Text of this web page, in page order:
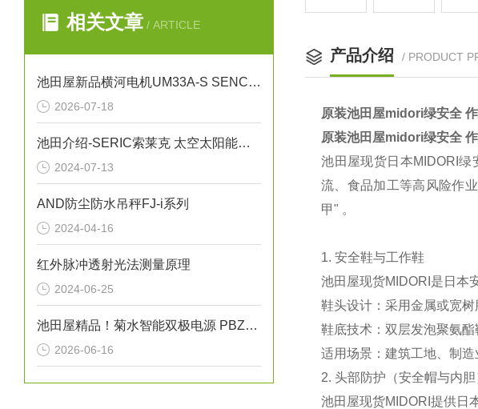
相关文章 / ARTICLE
池田屋新品横河电机UM33A-S SENCOM指示计
2026-07-18
池田介绍-SERIC索莱克 太空太阳能灯XC-500HFSS
2024-07-13
AND防尘防水吊秤FJ-i系列
2024-04-16
红外脉冲透射光法测量原理
2024-06-25
池田屋精品！菊水智能双极电源 PBZ20-20A 参数介绍
2026-06-16
产品介绍 / PRODUCT
原装池田屋midori绿安全
原装池田屋midori绿安全
池田屋现货日本MIDORI
流、食品加工等高风险作
甲" 。
1. 安全鞋与工作鞋
池田屋现货MIDORI是日本
鞋头设计‌：采用金属或宽树
鞋底技术‌：双层发泡聚氨
适用场景‌：建筑工地、制造
2. 头部防护（安全帽与内胆
池田屋现货MIDORI提供日